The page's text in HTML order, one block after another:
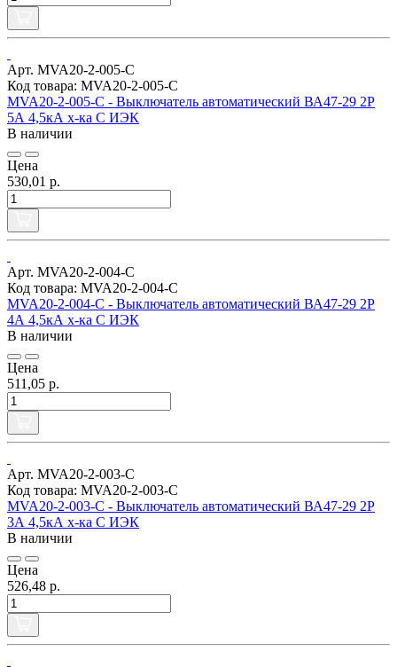
Арт. MVA20-2-005-C
Код товара: MVA20-2-005-C
MVA20-2-005-C - Выключатель автоматический ВА47-29 2Р
5А 4,5кА х-ка С ИЭК
В наличии
Цена
530,01 р.
Арт. MVA20-2-004-C
Код товара: MVA20-2-004-C
MVA20-2-004-C - Выключатель автоматический ВА47-29 2Р
4А 4,5кА х-ка С ИЭК
В наличии
Цена
511,05 р.
Арт. MVA20-2-003-C
Код товара: MVA20-2-003-C
MVA20-2-003-C - Выключатель автоматический ВА47-29 2Р
3А 4,5кА х-ка С ИЭК
В наличии
Цена
526,48 р.